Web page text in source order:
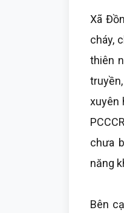
Xã
cháy,
thiên
xuyên
chưa
năng
Bên